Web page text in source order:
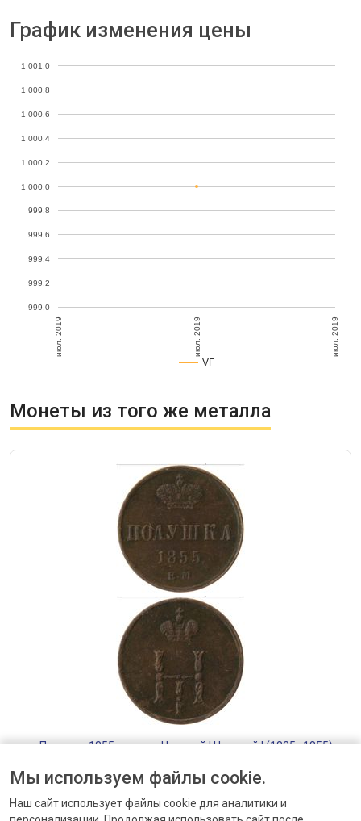
График изменения цены
VF
июл. 2019 июл. 2019 июл. 2019
999,0
999,2
999,4
999,6
999,8
1 000,0
1 000,2
1 000,4
1 000,6
1 000,8
1 001,0
Монеты из того же металла
— Полушка 1855, медь — Николай I Николай I (1825–1855)
от 720 до 8400 ₽
Мы используем файлы cookie.
Наш сайт использует файлы cookie для аналитики и